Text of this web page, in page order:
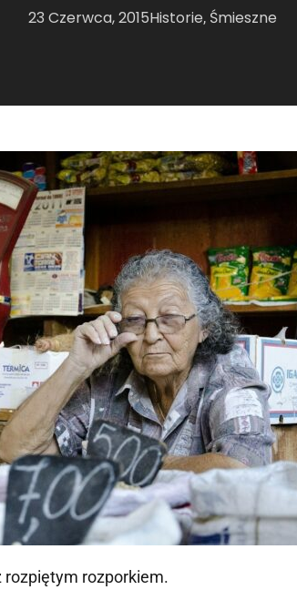
23 Czerwca, 2015Historie, Śmieszne
rozpiętym rozporkiem.